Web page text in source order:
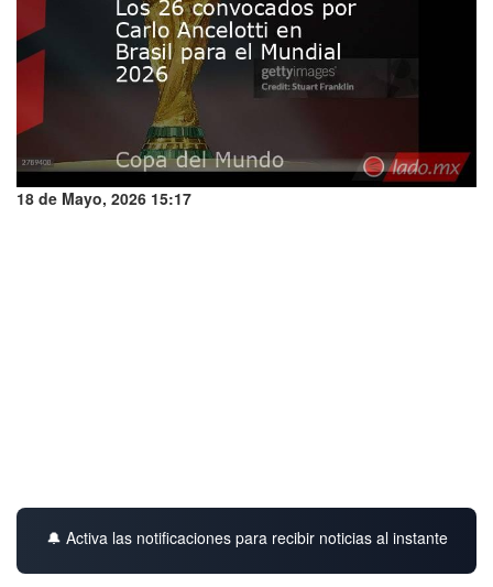
18 de Mayo, 2026 15:17
🔔 Activa las notificaciones para recibir noticias al instante